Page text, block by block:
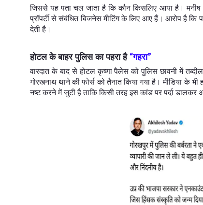
जिससे यह पता चल जाता है कि कौन किसलिए आया है।
प्रॉपर्टी से संबंधित बिजनेस मीटिंग के लिए आए हैं। आरोप है
देती है।
होटल के बाहर पुलिस का पहरा है “गहरा”
वारदात के बाद से होटल कृष्णा पैलेस को पुलिस छावनी में
गोरखनाथ थाने की फोर्स को तैनात किया गया है। मीडिया के
नष्ट करने में जुटी है ताकि किसी तरह इस कांड पर पर्दा डालकर